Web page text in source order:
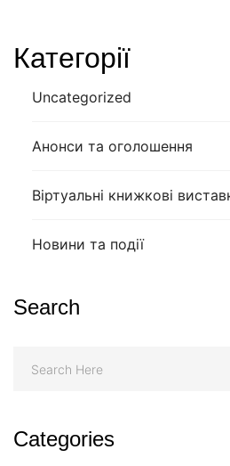
Категорії
Uncategorized
Анонси та оголошення
Віртуальні книжкові
Новини та події
Search
Categories